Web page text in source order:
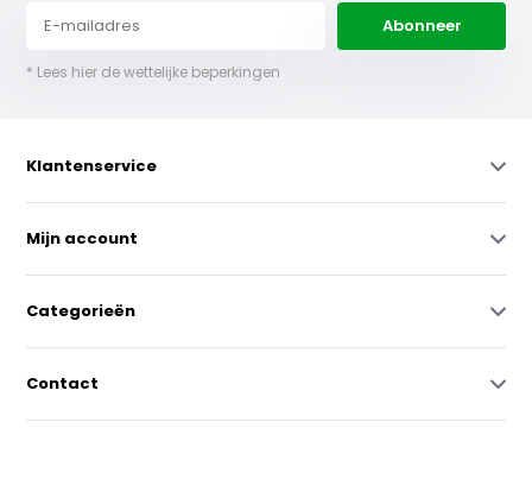
Abonneer
* Lees hier de wettelijke beperkingen
Klantenservice
Mijn account
Categorieën
Contact